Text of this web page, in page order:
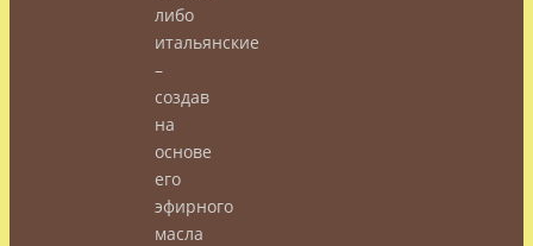
либо
итальянские
–
создав
на
основе
его
эфирного
масла